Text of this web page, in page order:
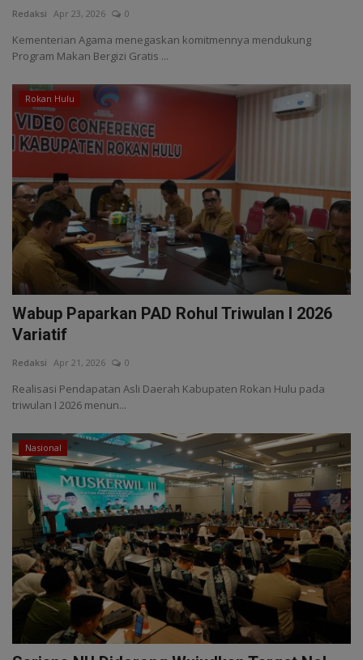
Buku
Kolom
Redaksi Apr 23, 2026 0
Kementerian Agama menegaskan komitmennya mendukung
Program Makan Bergizi Gratis ...
Rokan Hulu
Wabup Paparkan PAD Rohul Triwulan I 2026
Variatif
Redaksi Apr 21, 2026 0
Realisasi Pendapatan Asli Daerah Kabupaten Rokan Hulu pada
triwulan I 2026 menun...
Nasional